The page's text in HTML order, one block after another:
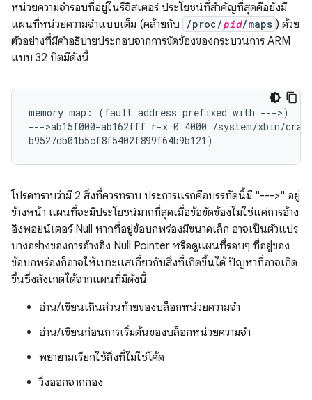
หน่วยความจำรอบที่อยู่ในรีจิสเตอร์ ประโยชน์ที่สำคัญที่สุดคือยังมี
แผนที่หน่วยความจำแบบเต็ม (คล้ายกับ
/proc/pid/maps ) ด้วย
ตัวอย่างที่มีคำอธิบายประกอบจากการขัดข้องของกระบวนการ ARM
แบบ 32 บิตมีดังนี้
memory map: (fault address prefixed with --->)
--->ab15f000-ab162fff r-x 0 4000 /system/xbin/
โปรดทราบว่ามี 2 สิ่งที่ควรทราบ ประการแรกคือบรรทัดนี้มี "--->" อยู่
ข้างหน้า แผนที่จะมีประโยชน์มากที่สุดเมื่อข้อขัดข้องไม่ใช่แค่การอ้าง
อิงพอยน์เตอร์ Null หากที่อยู่ข้อบกพร่องมีขนาดเล็ก อาจเป็นตัวแปร
บางอย่างของการอ้างอิง Null Pointer หรือดูแผนที่รอบๆ ที่อยู่ของ
ข้อบกพร่องก็อาจให้เบาะแสเกี่ยวกับสิ่งที่เกิดขึ้นได้ ปัญหาที่อาจเกิด
ขึ้นซึ่งสังเกตได้จากแผนที่มีดังนี้
อ่าน/เขียนเกินส่วนท้ายของบล็อกหน่วยความจำ
อ่าน/เขียนก่อนการเริ่มต้นของบล็อกหน่วยความจำ
พยายามเรียกใช้สิ่งที่ไม่ใช่โค้ด
วิ่งออกจากกอง